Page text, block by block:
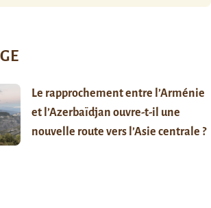
Le rapprochement entre l’Arménie
et l’Azerbaïdjan ouvre-t-il une
nouvelle route vers l’Asie centrale ?